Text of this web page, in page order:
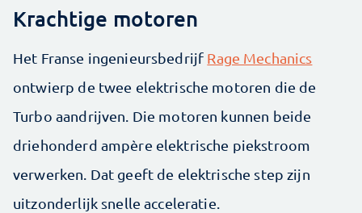
Krachtige motoren
Het Franse ingenieursbedrijf Rage Mechanics
ontwierp de twee elektrische motoren die de
Turbo aandrijven. Die motoren kunnen beide
driehonderd ampère elektrische piekstroom
verwerken. Dat geeft de elektrische step zijn
uitzonderlijk snelle acceleratie.